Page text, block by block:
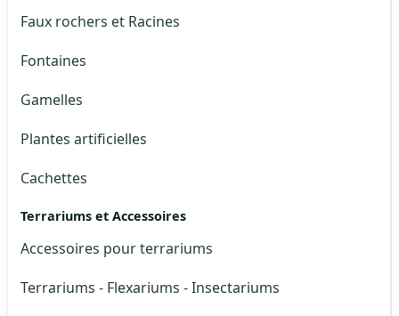
Faux rochers et Racines
Fontaines
Gamelles
Plantes artificielles
Cachettes
Terrariums et Accessoires
Accessoires pour terrariums
Terrariums - Flexariums - Insectariums